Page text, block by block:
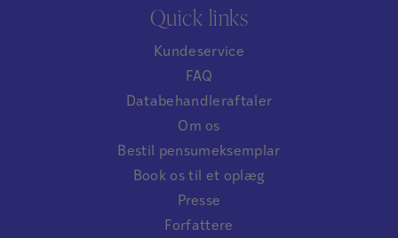
Quick links
Kundeservice
FAQ
Databehandleraftaler
Om os
Bestil pensumeksemplar
Book os til et oplæg
Presse
Forfattere